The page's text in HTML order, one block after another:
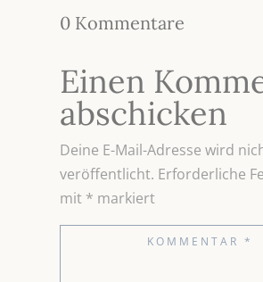
0 Kommentare
Einen
abschicken
Deine E-Mail-Adresse wird
veröffentlicht. Erforderliche
mit * markiert